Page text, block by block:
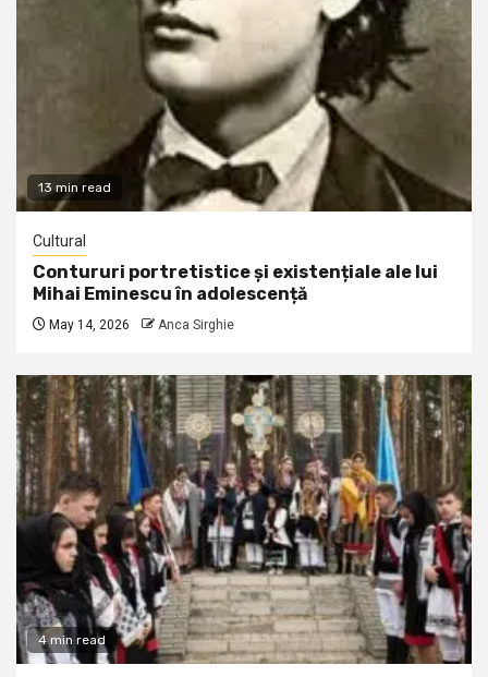
13 min read
Cultural
Contururi portretistice și existențiale ale lui
Mihai Eminescu în adolescență
May 14, 2026 Anca Sirghie
4 min read